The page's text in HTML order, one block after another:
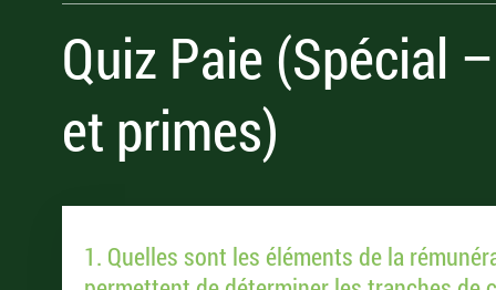
Quiz Paie (Spécial
et primes)
1. Quelles sont les éléments de la